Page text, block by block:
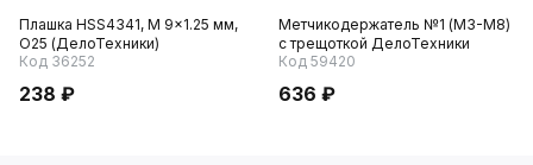
Плашка HSS4341, M 9x1.25 мм,
O25 (ДелоТехники)
Код 36252
238 ₽
Метчикодержатель №1 (М3-M8)
с трещоткой ДелоТехники
Код 59420
636 ₽